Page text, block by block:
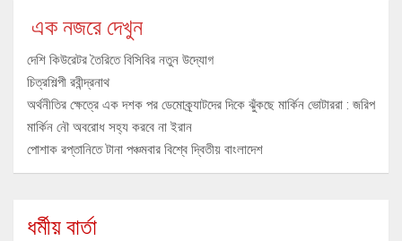
এক নজরে দেখুন
দেশি কিউরেটর তৈরিতে বিসিবির নতুন উদ্যোগ
চিত্রশিল্পী রবীন্দ্রনাথ
অর্থনীতির ক্ষেত্রে এক দশক পর ডেমোক্র্যাটদের দিকে ঝুঁকছে মার্কিন ভোটাররা : জরিপ
মার্কিন নৌ অবরোধ সহ্য করবে না ইরান
পোশাক রপ্তানিতে টানা পঞ্চমবার বিশ্বে দ্বিতীয় বাংলাদেশ
ধর্মীয় বার্তা